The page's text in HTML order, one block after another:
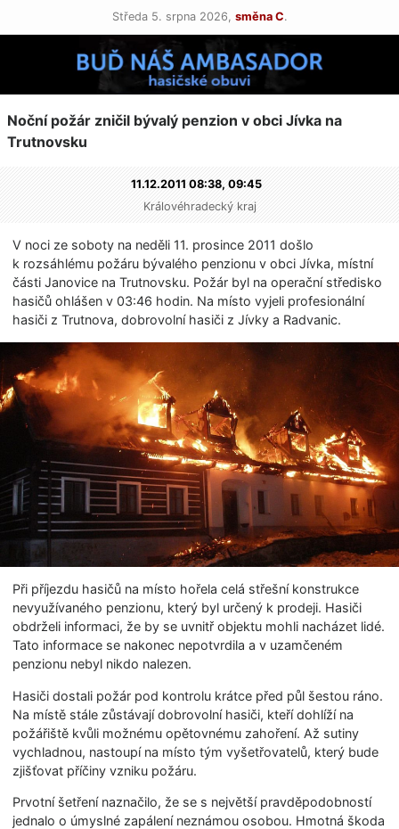
Středa 5. srpna 2026, směna C.
Noční požár zničil bývalý penzion v obci Jívka na
Trutnovsku
11.12.2011 08:38,09:45
Královéhradecký kraj
V noci ze soboty na neděli 11. prosince 2011 došlo
k rozsáhlému požáru bývalého penzionu v obci Jívka, místní
části Janovice na Trutnovsku. Požár byl na operační středisko
hasičů ohlášen v 03:46 hodin. Na místo vyjeli profesionální
hasiči z Trutnova, dobrovolní hasiči z Jívky a Radvanic.
Při příjezdu hasičů na místo hořela celá střešní konstrukce
nevyužívaného penzionu, který byl určený k prodeji. Hasiči
obdrželi informaci, že by se uvnitř objektu mohli nacházet lidé.
Tato informace se nakonec nepotvrdila a v uzamčeném
penzionu nebyl nikdo nalezen.
Hasiči dostali požár pod kontrolu krátce před půl šestou ráno.
Na místě stále zůstávají dobrovolní hasiči, kteří dohlíží na
požářiště kvůli možnému opětovnému zahoření. Až sutiny
vychladnou, nastoupí na místo tým vyšetřovatelů, který bude
zjišťovat příčiny vzniku požáru.
Prvotní šetření naznačilo, že se s největší pravděpodobností
jednalo o úmyslné zapálení neznámou osobou. Hmotná škoda